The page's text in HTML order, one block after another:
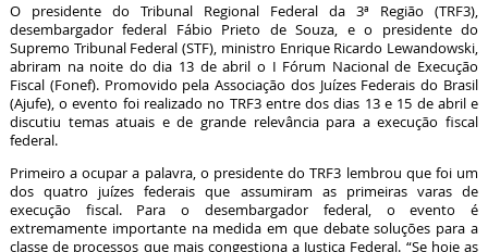
O presidente do Tribunal Regional Federal da 3ª Região (TRF3),
desembargador federal Fábio Prieto de Souza, e o presidente do
Supremo Tribunal Federal (STF), ministro Enrique Ricardo Lewandowski,
abriram na noite do dia 13 de abril o I Fórum Nacional de Execução
Fiscal (Fonef). Promovido pela Associação dos Juízes Federais do Brasil
(Ajufe), o evento foi realizado no TRF3 entre dos dias 13 e 15 de abril e
discutiu temas atuais e de grande relevância para a execução fiscal
federal.
Primeiro a ocupar a palavra, o presidente do TRF3 lembrou que foi um
dos quatro juízes federais que assumiram as primeiras varas de
execução fiscal. Para o desembargador federal, o evento é
extremamente importante na medida em que debate soluções para a
classe de processos que mais congestiona a Justiça Federal. “Se hoje as